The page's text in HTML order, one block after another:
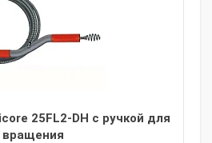
25FL2-DH с ручкой для
вращения